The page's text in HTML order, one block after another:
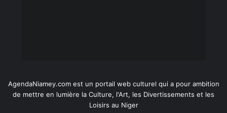
AgendaNiamey.com est un portail web culturel qui a pour ambition
de mettre en lumière la Culture, l'Art, les Divertissements et les
Loisirs au Niger